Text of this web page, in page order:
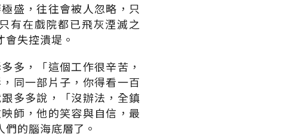
盛，往往會被人忽略，只
有在戲院都已飛灰湮滅之
失控潰堤。
多，「這個工作很辛苦，
同一部片子，你得看一百
多多說，「沒辦法，全鎮
師，他的笑容與自信，最
的腦海底層了。